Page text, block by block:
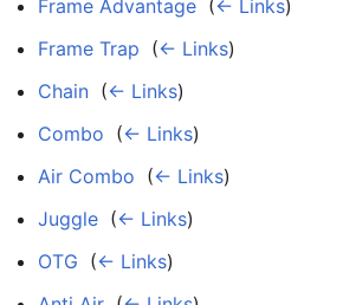
Frame Advantage (← Links)
Frame Trap (← Links)
Chain (← Links)
Combo (← Links)
Air Combo (← Links)
Juggle (← Links)
OTG (← Links)